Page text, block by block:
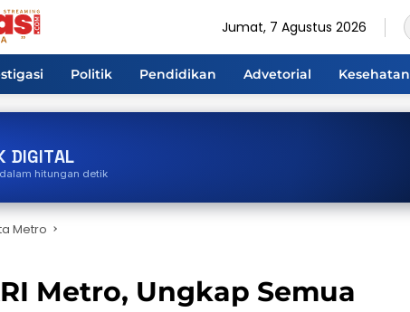
Jumat, 7 Agustus 2026
Politik Pendidikan Advetorial Kesehatan
DIGITAL
hitungan detik
Metro
Metro, Ungkap Semua